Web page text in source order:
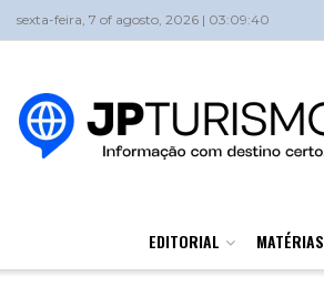
sexta-feira, 7 of agosto, 2026 | 03:09:40
EDITORIAL MATÉRIAS